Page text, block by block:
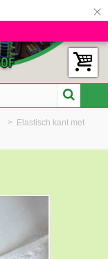
×
> Elastisch kant met